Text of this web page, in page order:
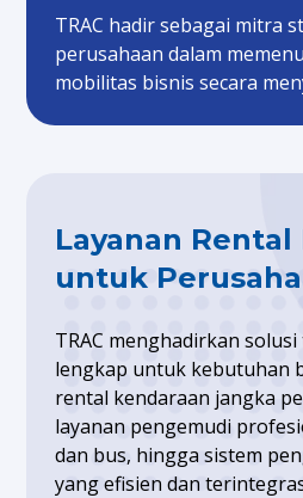
TRAC hadir sebagai mitra
perusahaan dalam
mobilitas bisnis secara
Layanan Rental
untuk
TRAC menghadirkan
lengkap untuk kebutuhan
rental kendaraan jangka
layanan pengemudi
dan bus, hingga sistem
yang efisien dan